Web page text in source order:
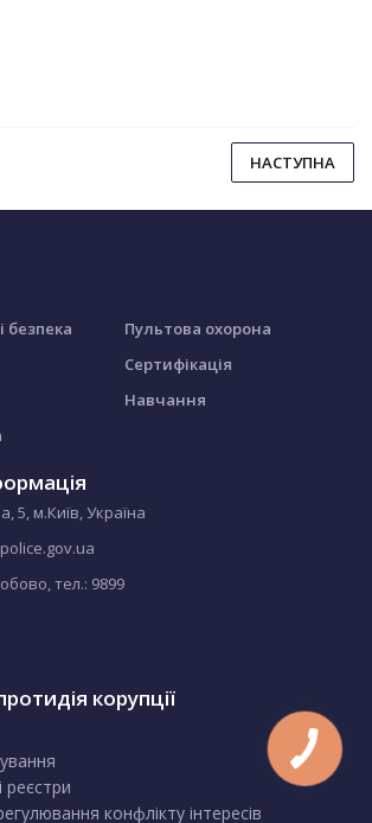
НАСТУПНА
безпека
Пультова охорона
Сертифікація
Навчання
5, м.Київ, Україна
тел.: 9899
корупції
реєстри
конфлікту інтересів